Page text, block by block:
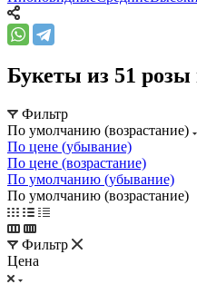
Букеты из 51
Фильтр
По умолчанию (возрастание)
По цене (убывание)
По цене (возрастание)
По умолчанию (убывание)
По умолчанию (возрастание)
Фильтр
Цена